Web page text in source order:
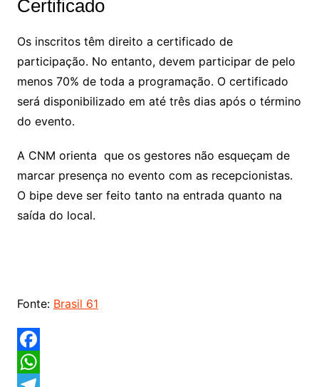
Certificado
Os inscritos têm direito a certificado de
participação. No entanto, devem participar de pelo
menos 70% de toda a programação. O certificado
será disponibilizado em até três dias após o término
do evento.
A CNM orienta que os gestores não esqueçam de
marcar presença no evento com as recepcionistas.
O bipe deve ser feito tanto na entrada quanto na
saída do local.
Fonte: Brasil 61
F